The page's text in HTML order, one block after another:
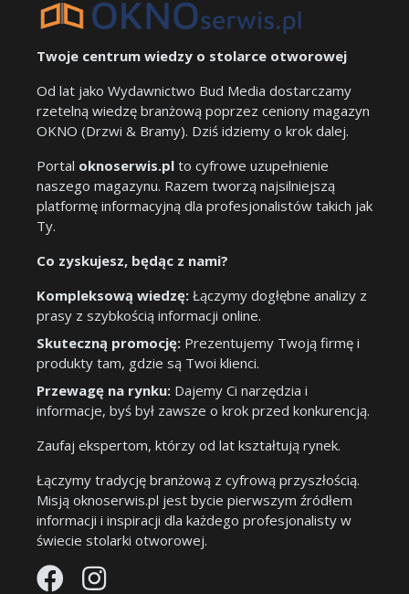
Twoje centrum wiedzy o stolarce otworowej
Od lat jako Wydawnictwo Bud Media dostarczamy
rzetelną wiedzę branżową poprzez ceniony magazyn
OKNO (Drzwi & Bramy). Dziś idziemy o krok dalej.
Portal oknoserwis.pl to cyfrowe uzupełnienie
naszego magazynu. Razem tworzą najsilniejszą
platformę informacyjną dla profesjonalistów takich jak
Ty.
Co zyskujesz, będąc z nami?
Kompleksową wiedzę: Łączymy dogłębne analizy z
prasy z szybkością informacji online.
Skuteczną promocję: Prezentujemy Twoją firmę i
produkty tam, gdzie są Twoi klienci.
Przewagę na rynku: Dajemy Ci narzędzia i
informacje, byś był zawsze o krok przed konkurencją.
Zaufaj ekspertom, którzy od lat kształtują rynek.
Łączymy tradycję branżową z cyfrową przyszłością.
Misją oknoserwis.pl jest bycie pierwszym źródłem
informacji i inspiracji dla każdego profesjonalisty w
świecie stolarki otworowej.